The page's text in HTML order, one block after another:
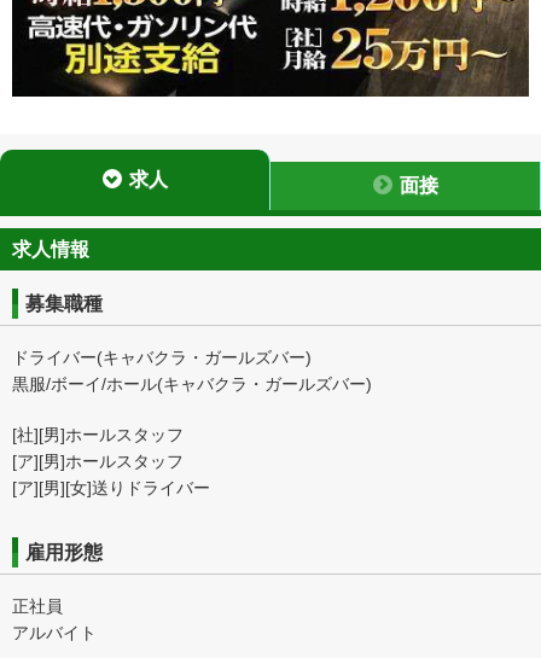
求人 面接
求人情報
募集職種
ドライバー(キャバクラ・ガールズバー)
黒服/ボーイ/ホール(キャバクラ・ガールズバー)
[社][男]ホールスタッフ
[ア][男]ホールスタッフ
[ア][男][女]送りドライバー
雇用形態
正社員
アルバイト